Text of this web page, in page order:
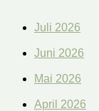
Juli 2026
Juni 2026
Mai 2026
April 2026